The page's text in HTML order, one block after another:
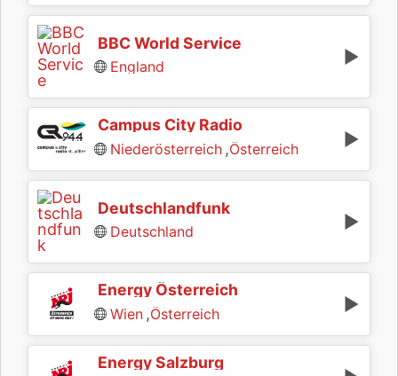
BBC World Service
England
Campus City Radio
Niederösterreich ,Österreich
Deutschlandfunk
Deutschland
Energy Österreich
Wien ,Österreich
Energy Salzburg